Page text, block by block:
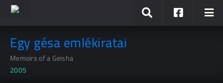
Egy gésa emlékiratai
Memoirs of a Geisha
2005